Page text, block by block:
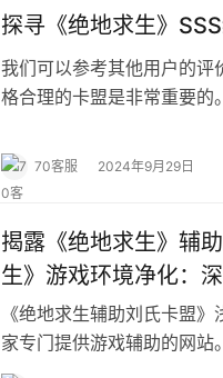
《绝地求生》游戏点
台。
探寻《绝地求生》
我们可以参考其他用户的